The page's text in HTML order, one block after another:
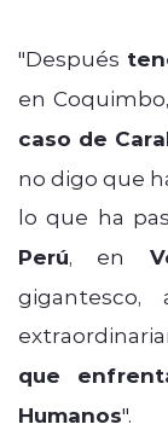
"Después
en Coquimbo,
caso de
no digo que
lo que ha
Perú, en
que
Humanos".